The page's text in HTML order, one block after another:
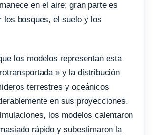
en el aire; gran parte es
los bosques, el suelo y los
los modelos representan esta
» y la distribución
terrestres y oceánicos
en sus proyecciones.
los modelos calentaron
rápido y subestimaron la